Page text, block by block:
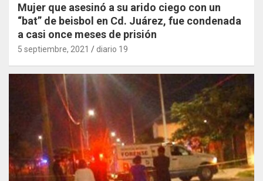
Mujer que asesinó a su arido ciego con un
“bat” de beisbol en Cd. Juárez, fue condenada
a casi once meses de prisión
5 septiembre, 2021 diario 19